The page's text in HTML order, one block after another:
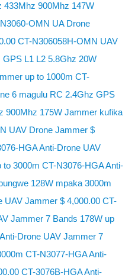
433Mhz 900Mhz 147W
OMN UA Drone
CT-N306058H-OMN UAV
L1 L2 5.8Ghz 20W
up to 1000m CT-
6 magulu RC 2.4Ghz GPS
900Mhz 175W Jammer kufika
UAV Drone Jammer $
HGA Anti-Drone UAV
3000m CT-N3076-HGA ​​Anti-
128W mpaka 3000m
UAV Jammer $ 4,000.00 CT-
Jammer 7 Bands 178W up
Drone UAV Jammer 7
CT-N3077-HGA Anti-
CT-3076B-HGA Anti-